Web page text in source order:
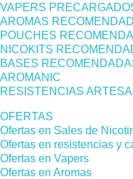
VAPERS
AROMAS
POUCHES
NICOKITS
BASES
AROMANIC
RESISTENCIAS
OFERTAS
Ofertas en Sales de
Ofertas en resistencias y
Ofertas en Vapers
Ofertas en Aromas